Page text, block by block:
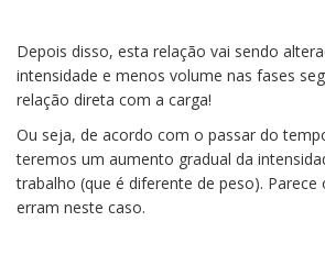
Depois disso, esta relação vai sendo
intensidade e menos volume nas fases
relação direta com a carga!
Ou seja, de acordo com o passar do
teremos um aumento gradual da
trabalho (que é diferente de peso).
erram neste caso.